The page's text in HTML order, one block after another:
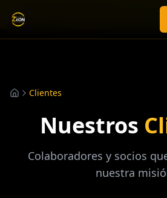
Radio Zion 540 AM
💬 ¿Sabías que puedes chatear con
sobre programación, peticiones de
Clientes
Nuestros
Colaboradores y socios
nuestra